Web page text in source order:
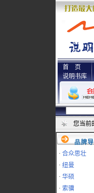
首 页
说明书库
您当前
品牌
· 合众思壮
· 纽曼
· 华硕
· 索骥